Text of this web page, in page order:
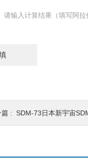
请输入计算结果（填写阿
篇 : SDM-73日本新宇宙